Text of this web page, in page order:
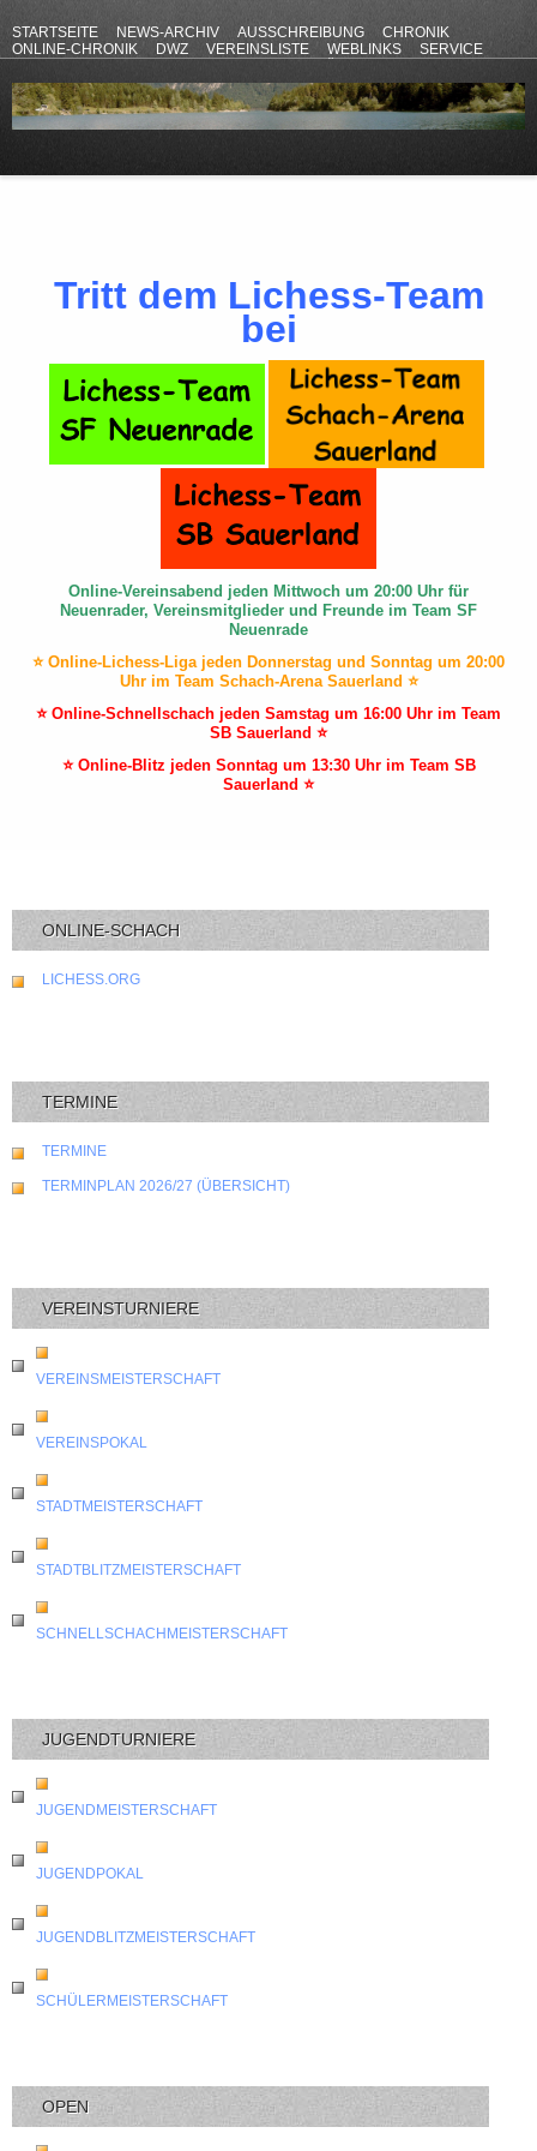
STARTSEITE NEWS-ARCHIV AUSSCHREIBUNG
CHRONIK
ONLINE-CHRONIK
DWZ VEREINSLISTE WEBLINKS
SERVICE
Tritt dem Lichess-Team
bei
Online-Vereinsabend jeden Mittwoch um 20:00 Uhr für
Neuenrader, Vereinsmitglieder und Freunde im Team SF
Neuenrade
⭐ Online-Lichess-Liga jeden Donnerstag und Sonntag um 20:00
Uhr im Team Schach-Arena Sauerland ⭐
⭐ Online-Schnellschach jeden Samstag um 16:00 Uhr im Team
SB Sauerland ⭐
⭐ Online-Blitz jeden Sonntag um 13:30 Uhr im Team SB
Sauerland ⭐
ONLINE-SCHACH
LICHESS.ORG
TERMINE
TERMINE
TERMINPLAN 2026/27 (ÜBERSICHT)
VEREINSTURNIERE
VEREINSMEISTERSCHAFT
VEREINSPOKAL
STADTMEISTERSCHAFT
STADTBLITZMEISTERSCHAFT
SCHNELLSCHACHMEISTERSCHAFT
JUGENDTURNIERE
JUGENDMEISTERSCHAFT
JUGENDPOKAL
JUGENDBLITZMEISTERSCHAFT
SCHÜLERMEISTERSCHAFT
OPEN